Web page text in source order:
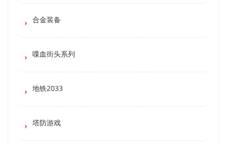
合金装备
喋血街头系列
地铁2033
塔防游戏